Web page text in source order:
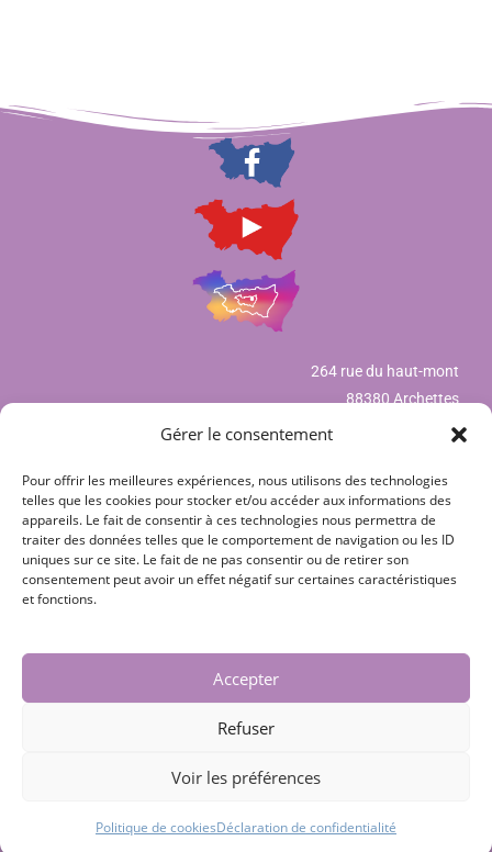
Gérer le consentement
Pour offrir les meilleures expériences, nous utilisons des technologies
telles que les cookies pour stocker et/ou accéder aux informations des
appareils. Le fait de consentir à ces technologies nous permettra de
traiter des données telles que le comportement de navigation ou les ID
uniques sur ce site. Le fait de ne pas consentir ou de retirer son
consentement peut avoir un effet négatif sur certaines caractéristiques
et fonctions.
Accepter
Refuser
Voir les préférences
Politique de cookiesDéclaration de confidentialité
264 rue du haut-mont
88380 Archettes
Mentions légales
Déclaration de confidentialité (UE)
Politique de cookies (UE)
Copyright © 2018 - 2026 TouteslesVosges.fr | Création design par
TouteslesVosges.fr